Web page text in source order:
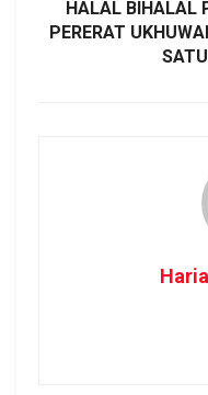
HALAL BIHALAL
PERERAT